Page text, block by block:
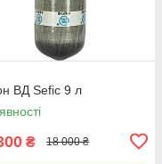
ВД Sefic 9 л
₴ 18 000 ₴